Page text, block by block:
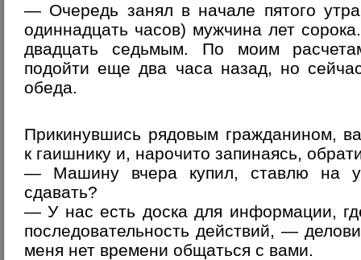
— Очередь занял в начале пятого
одиннадцать часов) мужчина лет
двадцать седьмым. По моим
подойти еще два часа назад, но
обеда.
Прикинувшись рядовым гражданином,
к гаишнику и, нарочито запинаясь,
— Машину вчера купил, ставлю на
сдавать?
— У нас есть доска для информации,
последовательность действий, —
меня нет времени общаться с вами.